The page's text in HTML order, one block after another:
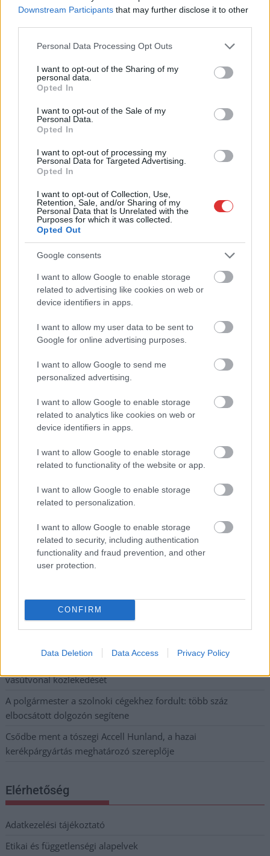
Downstream Participants that may further disclose it to other
Please note that this website/app uses one or more Google
not limited to your visit or usage behaviour. You may click to
grant or deny consent to Google and its third-party tags to
use your data for below specified purposes in below Google
consent section.
Personal Data Processing Opt Outs
I want to opt-out of the Sharing of my
personal data.
Opted In
I want to opt-out of the Sale of my
Personal Data.
Opted In
I want to opt-out of processing my
Personal Data for Targeted Advertising.
Opted In
I want to opt-out of Collection, Use,
Retention, Sale, and/or Sharing of my
Personal Data that Is Unrelated with the
Purposes for which it was collected.
Opted Out
Google consents
I want to allow Google to enable storage
related to advertising like cookies on web or
device identifiers in apps.
I want to allow my user data to be sent to
Google for online advertising purposes.
I want to allow Google to send me
personalized advertising.
I want to allow Google to enable storage
related to analytics like cookies on web or
device identifiers in apps.
I want to allow Google to enable storage
related to functionality of the website or app.
I want to allow Google to enable storage
related to personalization.
I want to allow Google to enable storage
related to security, including authentication
functionality and fraud prevention, and other
user protection.
CONFIRM
Data Deletion Data Access Privacy Policy
Problémák egész Jász-Nagykun-Szolnok megyében: egyre
Szolnokon egy kulcsfontosságú körforgalmat részlegesen
mértékben lebénul
Elromlott a biztosítóberendezés a ceglédi vasútvonalon,
alapos késések alakultak ki a menetrendhez képest,
kimaradás is előfordult
Országos ellenőrzés indult a hazai akkumulátoripari
Az idei év leglassabb növekedését hozta a június a
kiskereskedelemben
Györfi Mihály több tucat vállalkozással egyeztetett a
kerékpárgyár dolgozóinak megsegítéséről
41 fok fölé forrósodott az ország, Szolnokon pedig egy másik
rekord is megdőlt
Egy telefonhívást akart, végül rendőrök vitték el a mezőtúri
A Tisza kormány minisztere újabb nagy változásokról döntött
a közoktatásban – például az iskolaigazgatók visszakapják
munkáltatói jogaikat
Sok volt az igazolatlan hiányzás, Pócs János fizetéslevonást
kapott, más fideszesek még kevesebbet vittek haza
A Szolnok megyei gazdák nagyon nem akarták a JÉGER
Csendélet 5.0: alig balesetveszélyes lépcső és remek
élhető város
Napokon belül megválasztja az új köztársasági elnököt az
Országgyűlés
Kiterjedt tüzek pusztítanak az országban, köztük Karcagon
javítottak, helikoptereket is bevetettek a tüzeknél
A zárkában rosszul lett, elájult – ilyen körülményekről
vasútvonal közlekedését
A polgármester a szolnoki cégekhez fordult: több száz
elbocsátott dolgozón segítene
Csődbe ment a tószegi Accell Hunland, a hazai
kerékpárgyártás meghatározó szereplője
Elérhetőség
Adatkezelési tájékoztató
Etikai és függetlenségi alapelvek